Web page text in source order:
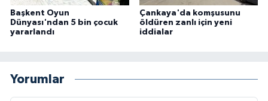
Başkent Oyun
Dünyası'ndan 5 bin çocuk
yararlandı
Çankaya'da komşusunu
öldüren zanlı için yeni
iddialar
Yorumlar